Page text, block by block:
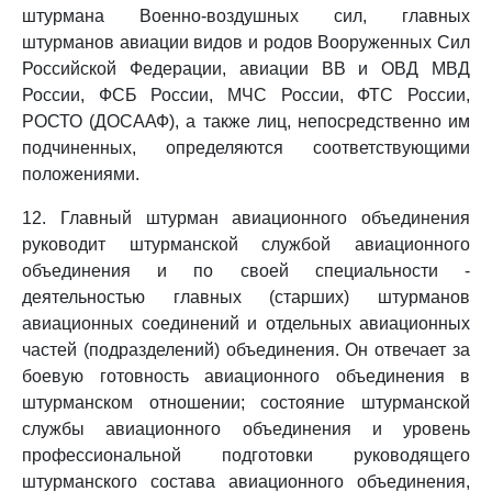
штурмана Военно-воздушных сил, главных
штурманов авиации видов и родов Вооруженных Сил
Российской Федерации, авиации ВВ и ОВД МВД
России, ФСБ России, МЧС России, ФТС России,
РОСТО (ДОСААФ), а также лиц, непосредственно им
подчиненных, определяются соответствующими
положениями.
12. Главный штурман авиационного объединения
руководит штурманской службой авиационного
объединения и по своей специальности -
деятельностью главных (старших) штурманов
авиационных соединений и отдельных авиационных
частей (подразделений) объединения. Он отвечает за
боевую готовность авиационного объединения в
штурманском отношении; состояние штурманской
службы авиационного объединения и уровень
профессиональной подготовки руководящего
штурманского состава авиационного объединения,